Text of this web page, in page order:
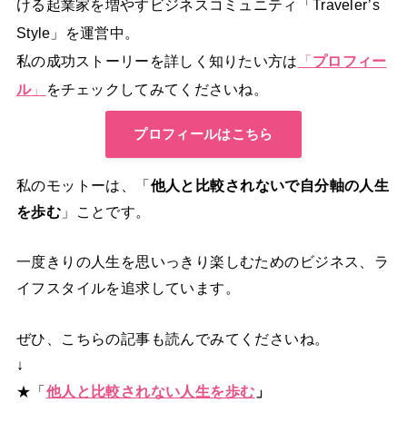
ける起業家を増やすビジネスコミュニティ「Traveler’s
Style」を運営中。
私の成功ストーリーを詳しく知りたい方は 「プロフィー
ル」 をチェックしてみてくださいね。
プロフィールはこちら
私のモットーは、「他人と比較されないで自分軸の人生
を歩む 」ことです。
一度きりの人生を思いっきり楽しむためのビジネス、ラ
イフスタイルを追求しています。
ぜひ、こちらの記事も読んでみてくださいね。
↓
★「他人と比較されない人生を歩む 」